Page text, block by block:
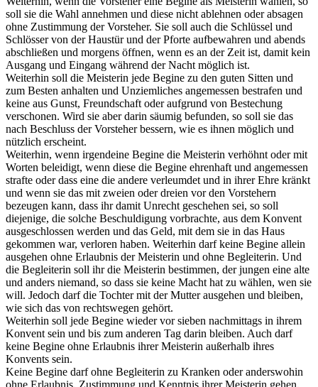
soll sie die Wahl annehmen und diese nicht ablehnen oder absagen
ohne Zustimmung der Vorsteher. Sie soll auch die Schlüssel und
Schlösser von der Haustür und der Pforte aufbewahren und abends
abschließen und morgens öffnen, wenn es an der Zeit ist, damit kein
Ausgang und Eingang während der Nacht möglich ist.
Weiterhin soll die Meisterin jede Begine zu den guten Sitten und
zum Besten anhalten und Unziemliches angemessen bestrafen und
keine aus Gunst, Freundschaft oder aufgrund von Bestechung
verschonen. Wird sie aber darin säumig befunden, so soll sie das
nach Beschluss der Vorsteher bessern, wie es ihnen möglich und
nützlich erscheint.
Weiterhin, wenn irgendeine Begine die Meisterin verhöhnt oder mit
Worten beleidigt, wenn diese die Begine ehrenhaft und angemessen
strafte oder dass eine die andere verleumdet und in ihrer Ehre kränkt
und wenn sie das mit zweien oder dreien vor den Vorstehern
bezeugen kann, dass ihr damit Unrecht geschehen sei, so soll
diejenige, die solche Beschuldigung vorbrachte, aus dem Konvent
ausgeschlossen werden und das Geld, mit dem sie in das Haus
gekommen war, verloren haben. Weiterhin darf keine Begine allein
ausgehen ohne Erlaubnis der Meisterin und ohne Begleiterin. Und
die Begleiterin soll ihr die Meisterin bestimmen, der jungen eine alte
und anders niemand, so dass sie keine Macht hat zu wählen, wen sie
will. Jedoch darf die Tochter mit der Mutter ausgehen und bleiben,
wie sich das von rechtswegen gehört.
Weiterhin soll jede Begine wieder vor sieben nachmittags in ihrem
Konvent sein und bis zum anderen Tag darin bleiben. Auch darf
keine Begine ohne Erlaubnis ihrer Meisterin außerhalb ihres
Konvents sein.
Keine Begine darf ohne Begleiterin zu Kranken oder anderswohin